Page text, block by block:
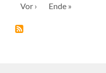
Nächste
Vor ›
Letzte
Ende »